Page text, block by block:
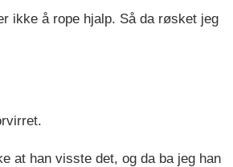
ikke å rope hjalp. Så da røsket jeg
at han visste det, og da ba jeg han